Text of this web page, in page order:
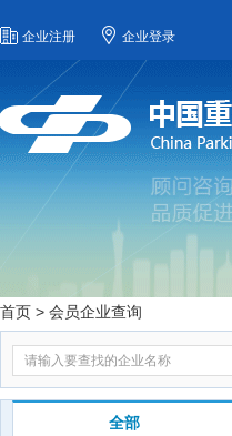
企业注册 企业登录
首页 > 会员企业查询
全部